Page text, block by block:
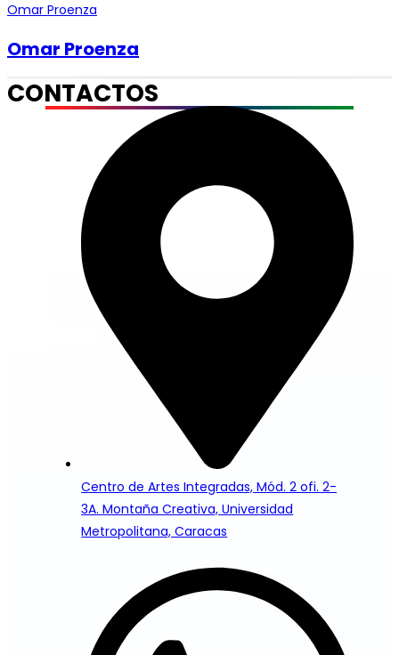
Omar Proenza
Omar Proenza
CONTACTOS
Centro de Artes Integradas, Mód. 2 ofi. 2-
3A. Montaña Creativa, Universidad
Metropolitana, Caracas